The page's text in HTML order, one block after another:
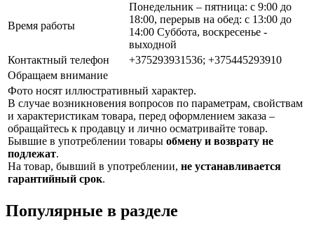
Время работы
Понедельник – пятница: с 9:00 до
18:00, перерыв на обед: с 13:00 до
14:00 Суббота, воскресенье -
выходной
Контактный телефон
+375293931536; +375445293910
Обращаем внимание
Фото носят иллюстративный характер.
В случае возникновения вопросов по параметрам, свойствам
и характеристикам товара, перед оформлением заказа –
обращайтесь к продавцу и лично осматривайте товар.
Бывшие в употреблении товары обмену и возврату не
подлежат.
На товар, бывший в употреблении, не устанавливается
гарантийный срок.
Популярные в разделе